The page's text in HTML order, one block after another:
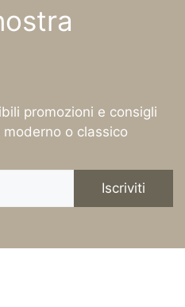
promozioni e consigli
o classico